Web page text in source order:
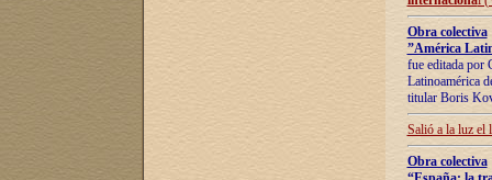
Obra colectiva
”América
fue editada por
Latinoamérica
titular Boris
Salió a la luz el
Obra colectiva